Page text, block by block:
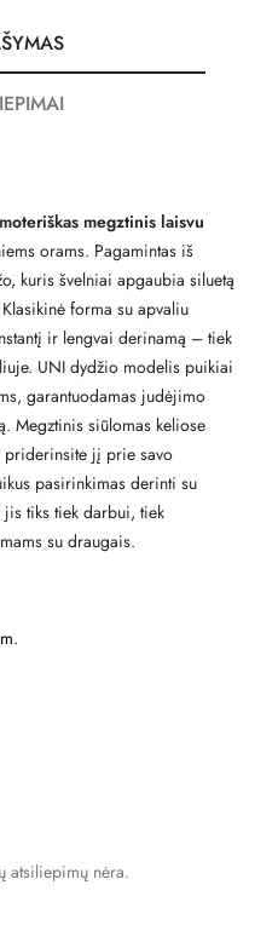
moteriškas megztinis laisvu
orams. Pagamintas iš
kuris švelniai apgaubia siluetą
forma su apvaliu
ir lengvai derinamą – tiek
UNI dydžio modelis puikiai
garantuodamas judėjimo
Megztinis siūlomas keliose
priderinsite jį prie savo
pasirinkimas derinti su
tiks tiek darbui, tiek
su draugais.
atsiliepimų nėra.